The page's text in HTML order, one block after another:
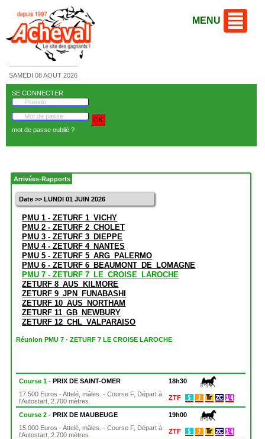
SAMEDI 08 AOUT 2026
MENU
SE CONNECTER
mot de passe oublié ?
Arrivées-Rapports
Date >> LUNDI 01 JUIN 2026
PMU 1 - ZETURF 1_VICHY
PMU 2 - ZETURF 2_CHOLET
PMU 3 - ZETURF 3_DIEPPE
PMU 4 - ZETURF 4_NANTES
PMU 5 - ZETURF 5_ARG_PALERMO
PMU 6 - ZETURF 6_BEAUMONT_DE_LOMAGNE
PMU 7 - ZETURF 7_LE_CROISE_LAROCHE
ZETURF 8_AUS_KILMORE
ZETURF 9_JPN_FUNABASHI
ZETURF 10_AUS_NORTHAM
ZETURF 11_GB_NEWBURY
ZETURF 12_CHL_VALPARAISO
Réunion PMU 7 - ZETURF 7 LE CROISE LAROCHE
Course 1 -PRIX DE SAINT-OMER
18h30
17.500 Euros - Attelé, mâles. - Course F, Départ à
l'Autostart, 2.700 mètres.
ZTF
Course 2 -PRIX DE MAUBEUGE
19h00
15.000 Euros - Attelé, mâles. - Course F, Départ à
l'Autostart, 2.700 mètres.
ZTF